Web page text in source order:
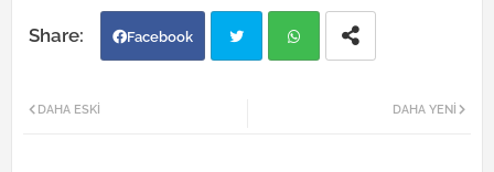
Facebook
DAHA YENI
DAHA ESKI